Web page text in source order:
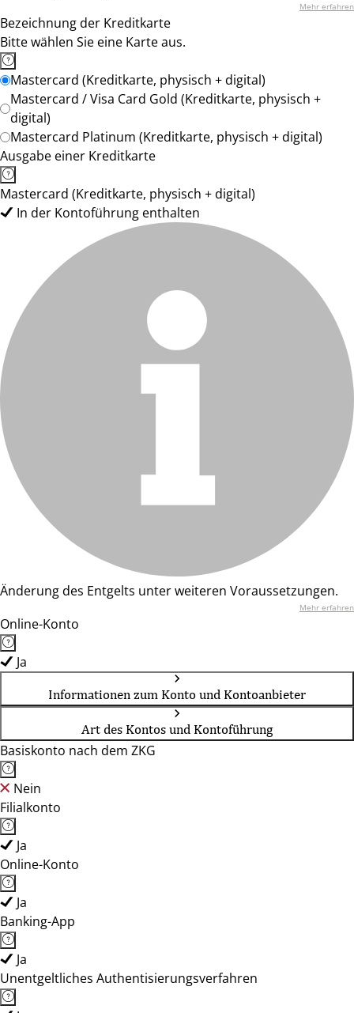
Mehr erfahren
Bezeichnung der Kreditkarte
Bitte wählen Sie eine Karte aus.
Mastercard (Kreditkarte, physisch + digital)
Mastercard / Visa Card Gold (Kreditkarte, physisch +
digital)
Mastercard Platinum (Kreditkarte, physisch + digital)
Ausgabe einer Kreditkarte
Mastercard (Kreditkarte, physisch + digital)
In der Kontoführung enthalten
Änderung des Entgelts unter weiteren Voraussetzungen.
Mehr erfahren
Online-Konto
Ja
Informationen zum Konto und Kontoanbieter
Art des Kontos und Kontoführung
Basiskonto nach dem ZKG
Nein
Filialkonto
Ja
Online-Konto
Ja
Banking-App
Ja
Unentgeltliches Authentisierungsverfahren